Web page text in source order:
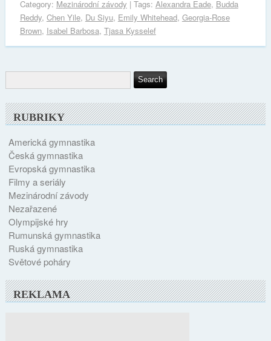
Category: Mezinárodní závody | Tags: Alexandra Eade, Budda
Reddy, Chen Yile, Du Siyu, Emily Whitehead, Georgia-Rose
Brown, Isabel Barbosa, Tjasa Kysselef
RUBRIKY
Americká gymnastika
Česká gymnastika
Evropská gymnastika
Filmy a seriály
Mezinárodní závody
Nezařazené
Olympijské hry
Rumunská gymnastika
Ruská gymnastika
Světové poháry
REKLAMA